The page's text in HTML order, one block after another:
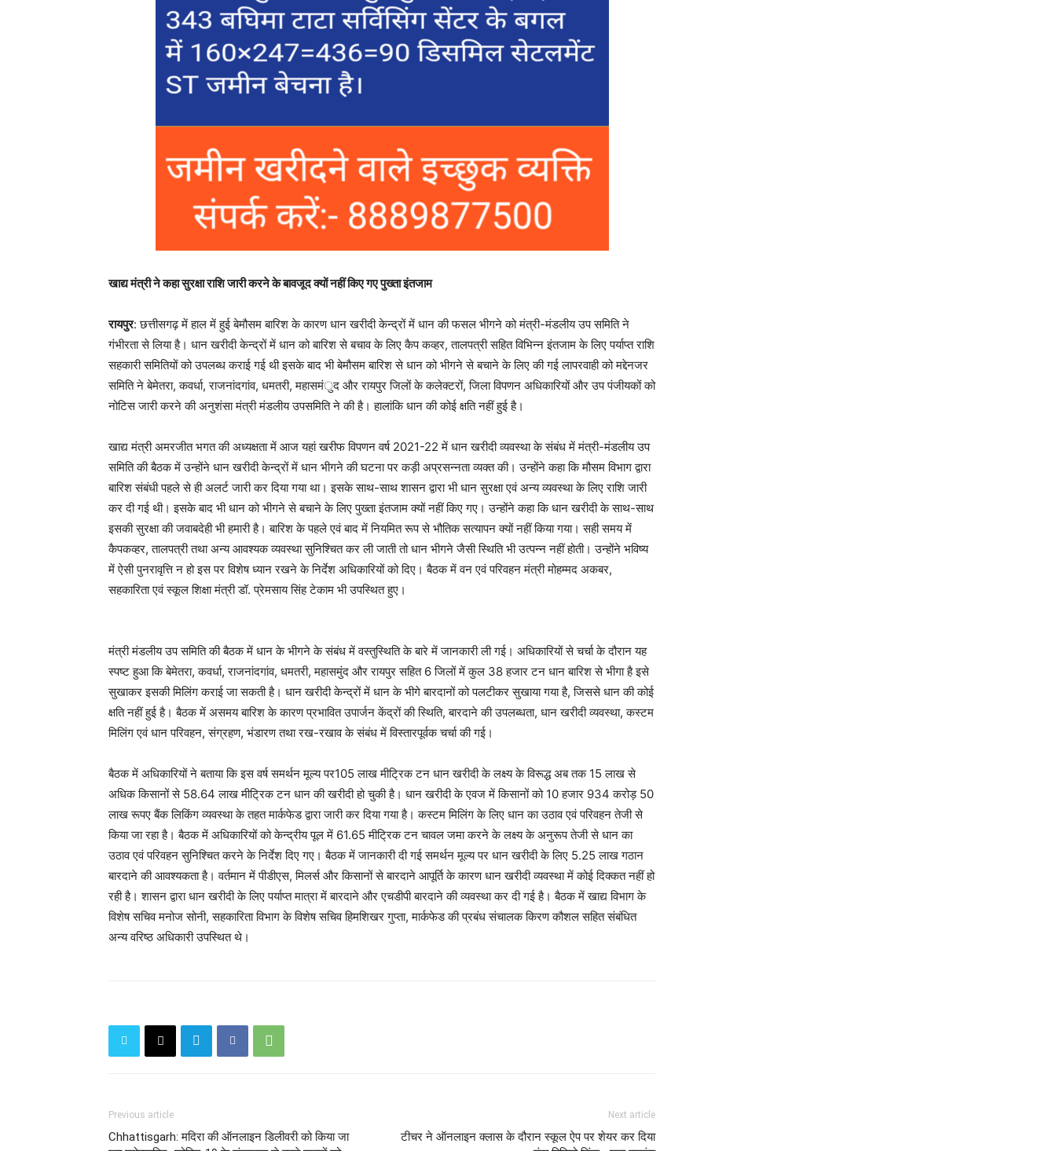
खाद्य मंत्री ने कहा सुरक्षा राशि जारी करने के बावजूद क्यों नहीं किए गए पुख्ता इंतजाम
रायपुर: छत्तीसगढ़ में हाल में हुई बेमौसम बारिश के कारण धान खरीदी केन्द्रों में धान की फसल भीगने को मंत्री-मंडलीय उप समिति ने
गंभीरता से लिया है। धान खरीदी केन्द्रों में धान को बारिश से बचाव के लिए कैप कव्हर, तालपत्री सहित विभिन्न इंतजाम के लिए पर्याप्त राशि
सहकारी समितियों को उपलब्ध कराई गई थी इसके बाद भी बेमौसम बारिश से धान को भीगने से बचाने के लिए की गई लापरवाही को मद्देनजर
समिति ने बेमेतरा, कवर्धा, राजनांदगांव, धमतरी, महासमंुद और रायपुर जिलों के कलेक्टरों, जिला विपणन अधिकारियों और उप पंजीयकों को
नोटिस जारी करने की अनुशंसा मंत्री मंडलीय उपसमिति ने की है। हालांकि धान की कोई क्षति नहीं हुई है।
खाद्य मंत्री अमरजीत भगत की अध्यक्षता में आज यहां खरीफ विपणन वर्ष 2021-22 में धान खरीदी व्यवस्था के संबंध में मंत्री-मंडलीय उप
समिति की बैठक में उन्होंने धान खरीदी केन्द्रों में धान भीगने की घटना पर कड़ी अप्रसन्नता व्यक्त की। उन्होंने कहा कि मौसम विभाग द्वारा
बारिश संबंधी पहले से ही अलर्ट जारी कर दिया गया था। इसके साथ-साथ शासन द्वारा भी धान सुरक्षा एवं अन्य व्यवस्था के लिए राशि जारी
कर दी गई थी। इसके बाद भी धान को भीगने से बचाने के लिए पुख्ता इंतजाम क्यों नहीं किए गए। उन्होंने कहा कि धान खरीदी के साथ-साथ
इसकी सुरक्षा की जवाबदेही भी हमारी है। बारिश के पहले एवं बाद में नियमित रूप से भौतिक सत्यापन क्यों नहीं किया गया। सही समय में
कैपकव्हर, तालपत्री तथा अन्य आवश्यक व्यवस्था सुनिश्चित कर ली जाती तो धान भीगने जैसी स्थिति भी उत्पन्न नहीं होती। उन्होंने भविष्य
में ऐसी पुनरावृत्ति न हो इस पर विशेष ध्यान रखने के निर्देश अधिकारियों को दिए। बैठक में वन एवं परिवहन मंत्री मोहम्मद अकबर,
सहकारिता एवं स्कूल शिक्षा मंत्री डॉ. प्रेमसाय सिंह टेकाम भी उपस्थित हुए।
मंत्री मंडलीय उप समिति की बैठक में धान के भीगने के संबंध में वस्तुस्थिति के बारे में जानकारी ली गई। अधिकारियों से चर्चा के दौरान यह
स्पष्ट हुआ कि बेमेतरा, कवर्धा, राजनांदगांव, धमतरी, महासमुंद और रायपुर सहित 6 जिलों में कुल 38 हजार टन धान बारिश से भीगा है इसे
सुखाकर इसकी मिलिंग कराई जा सकती है। धान खरीदी केन्द्रों में धान के भीगे बारदानों को पलटीकर सुखाया गया है, जिससे धान की कोई
क्षति नहीं हुई है। बैठक में असमय बारिश के कारण प्रभावित उपार्जन केंद्रों की स्थिति, बारदाने की उपलब्धता, धान खरीदी व्यवस्था, कस्टम
मिलिंग एवं धान परिवहन, संग्रहण, भंडारण तथा रख-रखाव के संबंध में विस्तारपूर्वक चर्चा की गई।
बैठक में अधिकारियों ने बताया कि इस वर्ष समर्थन मूल्य पर105 लाख मीट्रिक टन धान खरीदी के लक्ष्य के विरूद्ध अब तक 15 लाख से
अधिक किसानों से 58.64 लाख मीट्रिक टन धान की खरीदी हो चुकी है। धान खरीदी के एवज में किसानों को 10 हजार 934 करोड़ 50
लाख रूपए बैंक लिकिंग व्यवस्था के तहत मार्कफेड द्वारा जारी कर दिया गया है। कस्टम मिलिंग के लिए धान का उठाव एवं परिवहन तेजी से
किया जा रहा है। बैठक में अधिकारियों को केन्द्रीय पूल में 61.65 मीट्रिक टन चावल जमा करने के लक्ष्य के अनुरूप तेजी से धान का
उठाव एवं परिवहन सुनिश्चित करने के निर्देश दिए गए। बैठक में जानकारी दी गई समर्थन मूल्य पर धान खरीदी के लिए 5.25 लाख गठान
बारदाने की आवश्यकता है। वर्तमान में पीडीएस, मिलर्स और किसानों से बारदाने आपूर्ति के कारण धान खरीदी व्यवस्था में कोई दिक्कत नहीं हो
रही है। शासन द्वारा धान खरीदी के लिए पर्याप्त मात्रा में बारदाने और एचडीपी बारदाने की व्यवस्था कर दी गई है। बैठक में खाद्य विभाग के
विशेष सचिव मनोज सोनी, सहकारिता विभाग के विशेष सचिव हिमशिखर गुप्ता, मार्कफेड की प्रबंध संचालक किरण कौशल सहित संबंधित
अन्य वरिष्ठ अधिकारी उपस्थित थे।
Previous article
Chhattisgarh: मदिरा की ऑनलाइन डिलीवरी को किया जा
Next article
टीचर ने ऑनलाइन क्लास के दौरान स्कूल ऐप पर शेयर कर दिया